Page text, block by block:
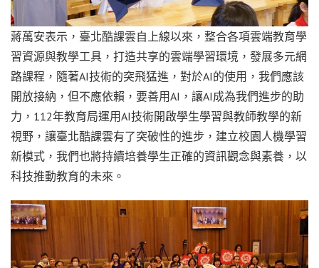
蔣萬安表示，臺北酷課雲自上線以來，整合各項雲端教育學
習資源與教學工具，打造共享的雲端學習環境，發展多元網
路課程，隨著AI技術的突飛猛進，對於AI的使用，我們應該
開放接納，但不應依賴，要善用AI，讓AI成為我們進步的助
力，112年教育局運用AI技術開啟學生學習與教師教學的新
視野，讓臺北酷課雲有了突破性的進步，建立校園人機學習
新模式，我們也將持續培養學生正確的資訊觀念與素養，以
科技推動教育的未來。